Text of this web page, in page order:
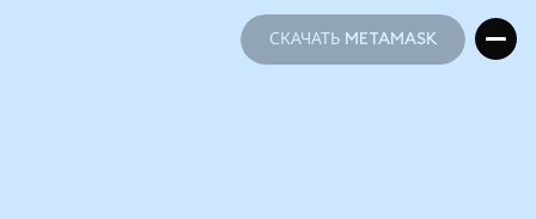
СКАЧАТЬ METAMASK